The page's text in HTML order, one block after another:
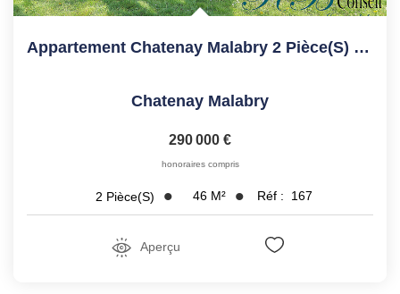
Appartement Chatenay Malabry 2 Pièce(s) 46.29 M2
Chatenay Malabry
290 000 €
honoraires compris
2 Pièce(s) 46 M² Réf : 167
Aperçu